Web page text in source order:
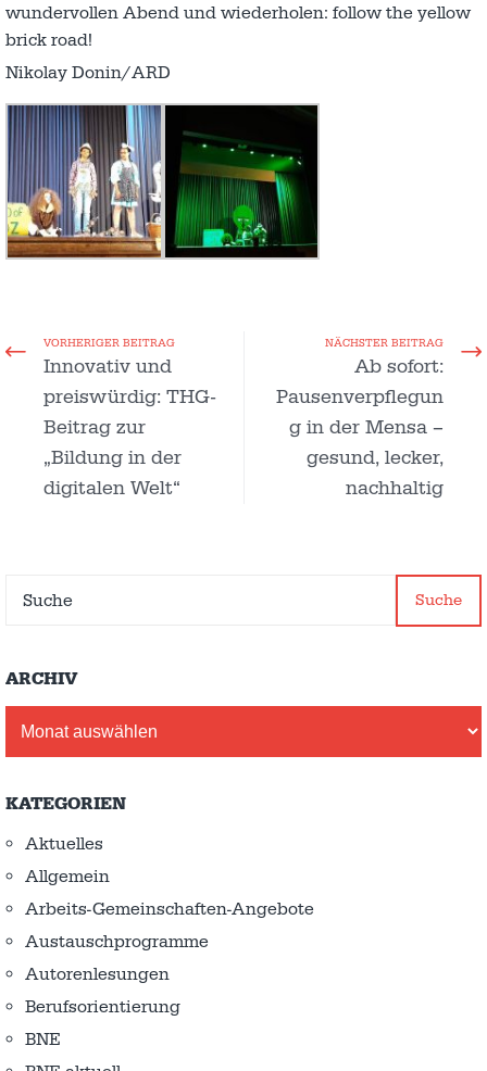
wundervollen Abend und wiederholen: follow the yellow
brick road!
Nikolay Donin/ARD
VORHERIGER BEITRAG
Innovativ und
preiswürdig: THG-
Beitrag zur
„Bildung in der
digitalen Welt“
NÄCHSTER BEITRAG
Ab sofort:
Pausenverpflegun
g in der Mensa –
gesund, lecker,
nachhaltig
Suche
ARCHIV
KATEGORIEN
Aktuelles
Allgemein
Arbeits-Gemeinschaften-Angebote
Austausch­programme
Autorenlesungen
Berufsorientierung
BNE